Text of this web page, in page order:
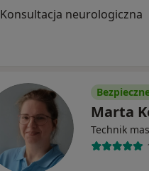
Konsultacja neurologiczna
Marta
Technik